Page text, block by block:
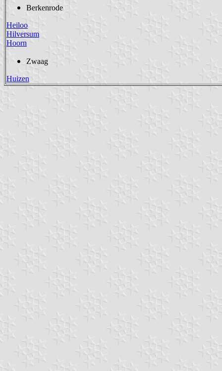
Berkenrode
Heiloo
Hilversum
Hoorn
Zwaag
Huizen